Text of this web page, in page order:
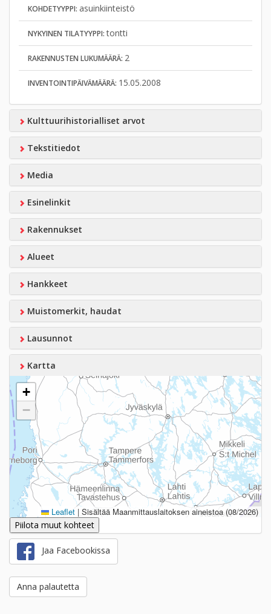
KOHDETYYPPI: asuinkiinteistö
NYKYINEN TILATYYPPI:tontti
RAKENNUSTEN LUKUMÄÄRÄ: 2
INVENTOINTIPÄIVÄMÄÄRÄ: 15.05.2008
Kulttuurihistorialliset arvot
Tekstitiedot
Media
Esinelinkit
Rakennukset
Alueet
Hankkeet
Muistomerkit, haudat
Lausunnot
Kartta
+
−
Leaflet | Sisältää Maanmittauslaitoksen aineistoa (08/2026)
Piilota muut kohteet
Jaa Facebookissa
Anna palautetta